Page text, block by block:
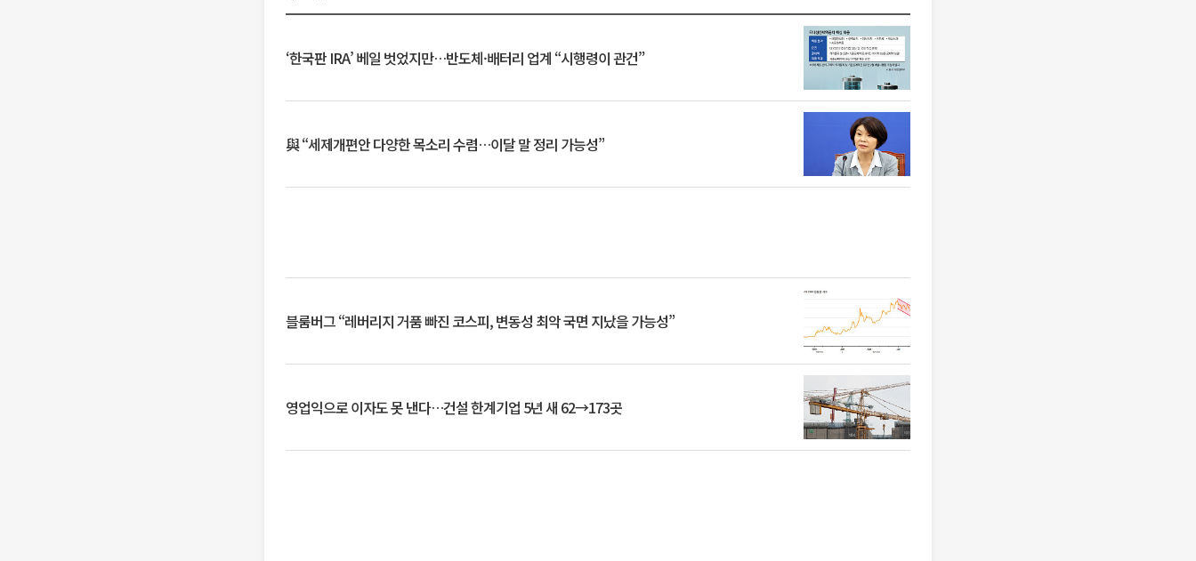
‘한국판 IRA’ 베일 벗었지만…반도체·배터리 업계 “시행령이 관건”
與 “세제개편안 다양한 목소리 수렴…이달 말 정리 가능성”
블룸버그 “레버리지 거품 빠진 코스피, 변동성 최악 국면 지났을 가능성”
영업익으로 이자도 못 낸다…건설 한계기업 5년 새 62→173곳